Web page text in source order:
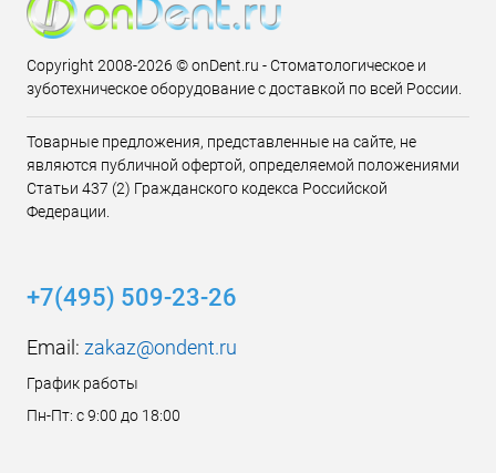
Copyright 2008-2026 © onDent.ru - Стоматологическое и
зуботехническое оборудование с доставкой по всей России.
Товарные предложения, представленные на сайте, не
являются публичной офертой, определяемой положениями
Статьи 437 (2) Гражданского кодекса Российской
Федерации.
+7(495) 509-23-26
Email: zakaz@ondent.ru
График работы
Пн-Пт: с 9:00 до 18:00